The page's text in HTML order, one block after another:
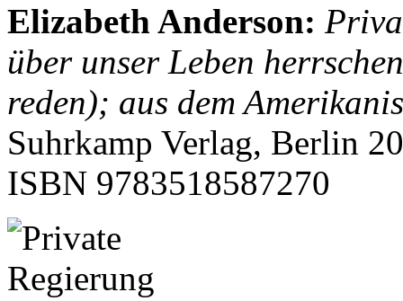
Elizabeth Anderson:
über unser Leben
reden); aus dem
Suhrkamp Verlag, Berlin
ISBN 9783518587270